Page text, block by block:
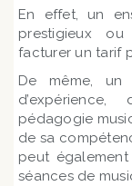
En effet, un
prestigieux ou
facturer un tarif
De même, un
pédagogie
de sa
peut
séances de